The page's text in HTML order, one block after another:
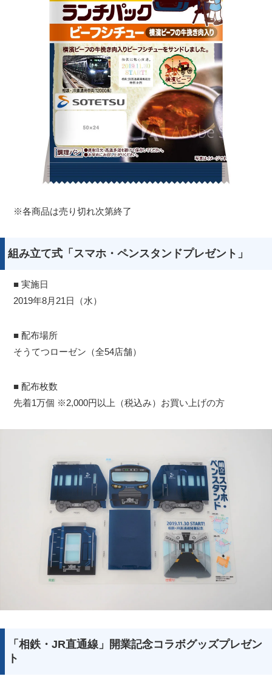
※各商品は売り切れ次第終了
組み立て式「スマホ・ペンスタンドプレゼント」
■ 実施日
2019年8月21日（水）
■ 配布場所
そうてつローゼン（全54店舗）
■ 配布枚数
先着1万個 ※2,000円以上（税込み）お買い上げの方
「相鉄・JR直通線」開業記念コラボグッズプレゼン
ト